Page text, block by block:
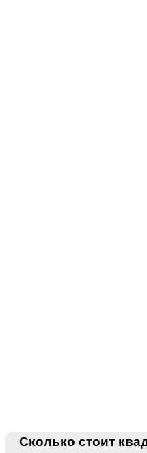
Сколько стоит